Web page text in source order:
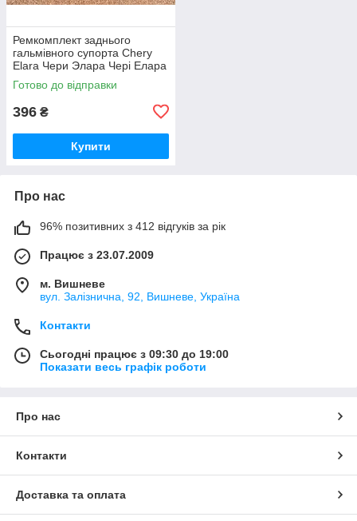
Ремкомплект заднього
гальмівного супорта Chery
Elara Чери Элара Чері Елара
Готово до відправки
396 ₴
Купити
Про нас
96% позитивних з 412 відгуків за рік
Працює з 23.07.2009
м. Вишневе
вул. Залізнична, 92, Вишневе, Україна
Контакти
Сьогодні працює з 09:30 до 19:00
Показати весь графік роботи
Про нас
Контакти
Доставка та оплата